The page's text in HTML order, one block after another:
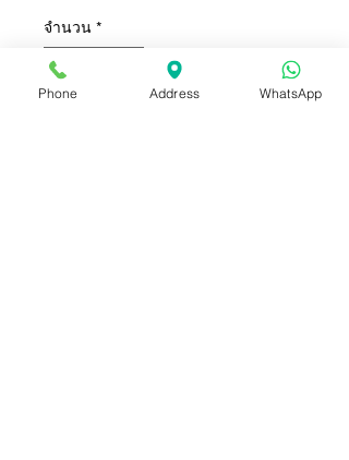
จำนวน *
Phone Address WhatsApp